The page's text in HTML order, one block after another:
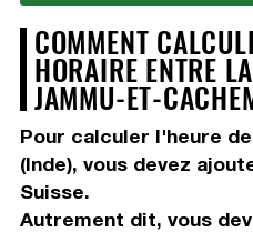
COMMENT
HORAIRE ENTRE
JAMMU-ET-
Pour calculer l'heure
(Inde), vous devez
Suisse.
Autrement dit, vous